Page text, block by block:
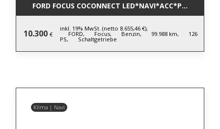
FORD FOCUS COCONNECT
10.300 €
inkl. 19% MwSt. (netto 8.655,46 €),
FORD, Focus, Benzin, 99.988 km, 126
PS, Schaltgetriebe
Klima | Navi